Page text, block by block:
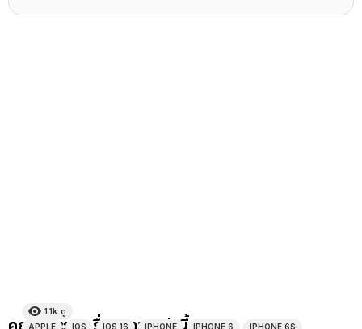
คุณอาจชอบเรื่องราวเหล่านี้
1.1k ดู
APPLE
IOS IOS 16 IPHONE IPHONE 6 IPHONE 6S